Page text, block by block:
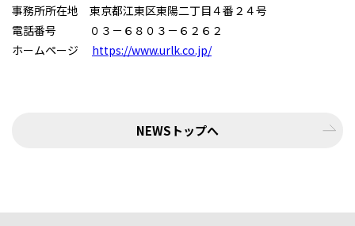
事務所所在地 東京都江東区東陽二丁目４番２４号
電話番号 ０３－６８０３－６２６２
ホームページ https://www.urlk.co.jp/
NEWSトップへ